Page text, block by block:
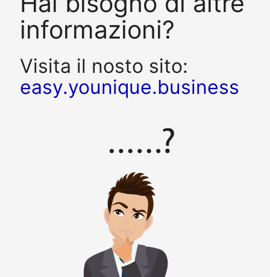
informazioni?
Visita il nosto sito:
easy.younique.business